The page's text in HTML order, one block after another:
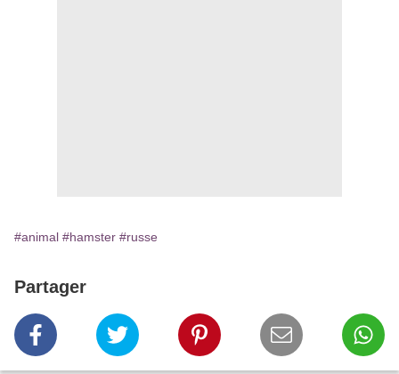
#animal #hamster #russe
Partager